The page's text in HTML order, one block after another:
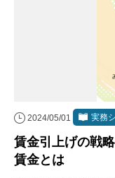
2024/05/01 実務
賃金引上げの戦
賃金とは